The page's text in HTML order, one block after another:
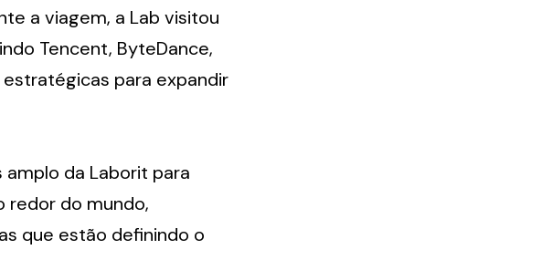
a viagem, a Lab visitou
Tencent, ByteDance,
para expandir
da Laborit para
redor do mundo,
que estão definindo o